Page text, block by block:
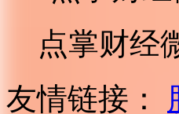
点掌财经
友情链接：